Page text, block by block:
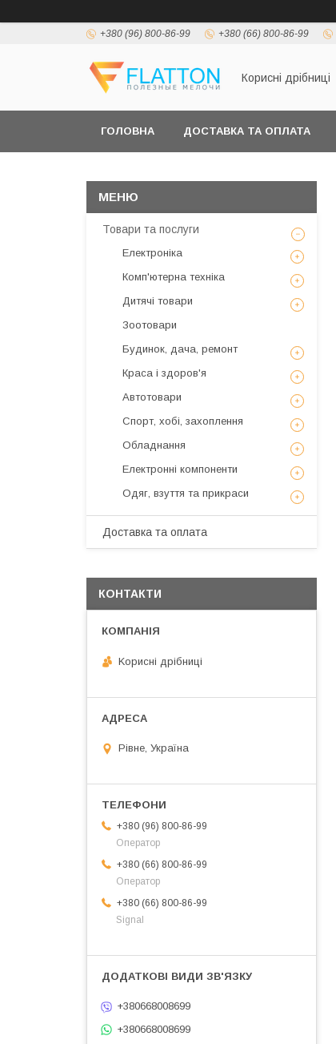
+380 (96) 800-86-99 +380 (66) 800-86-99
Корисні дрібниці
ГОЛОВНА ДОСТАВКА ТА ОПЛАТА
Товари та послуги
Електроніка
Комп'ютерна техніка
Дитячі товари
Зоотовари
Будинок, дача, ремонт
Краса і здоров'я
Автотовари
Спорт, хобі, захоплення
Обладнання
Електронні компоненти
Одяг, взуття та прикраси
Доставка та оплата
КОНТАКТИ
Kорисні дрібниці
Рівне, Україна
+380 (96) 800-86-99
Оператор
+380 (66) 800-86-99
Оператор
+380 (66) 800-86-99
Signal
+380668008699
+380668008699